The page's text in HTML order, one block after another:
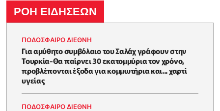
ΡΟΗ ΕΙΔΗΣΕΩΝ
ΠΟΔΟΣΦΑΙΡΟ ΔΙΕΘΝΗ
Για αμύθητο συμβόλαιο του Σαλάχ γράφουν στην
Τουρκία-Θα παίρνει 30 εκατομμύρια τον χρόνο,
προβλέπονται έξοδα για κομμωτήρια και... χαρτί
υγείας
ΠΟΔΟΣΦΑΙΡΟ ΔΙΕΘΝΗ